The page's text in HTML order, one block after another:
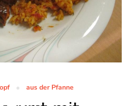
aus der Pfanne